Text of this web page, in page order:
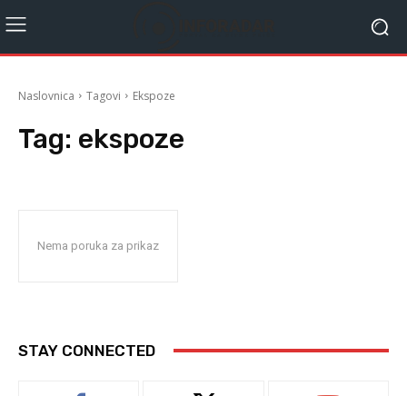
Naslovnica Tagovi Ekspoze
Tag: ekspoze
Nema poruka za prikaz
STAY CONNECTED